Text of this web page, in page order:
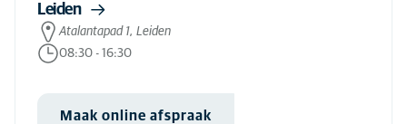
Leiden
Atalantapad 1, Leiden
08:30 - 16:30
Maak online afspraak